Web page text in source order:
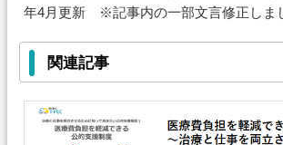
年4月更新 ※記事内の一部文言修正しま
関連記事